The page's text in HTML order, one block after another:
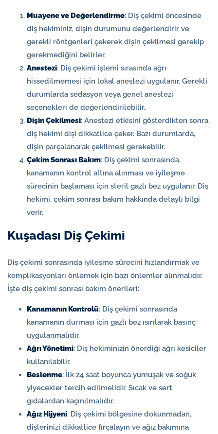
Muayene ve Değerlendirme: Diş çekimi öncesinde
diş hekiminiz, dişin durumunu değerlendirir ve
gerekli röntgenleri çekerek dişin çekilmesi gerekip
gerekmediğini belirler.
Anestezi: Diş çekimi işlemi sırasında ağrı
hissedilmemesi için lokal anestezi uygulanır. Gerekli
durumlarda sedasyon veya genel anestezi
seçenekleri de değerlendirilebilir.
Dişin Çekilmesi: Anestezi etkisini gösterdikten sonra,
diş hekimi dişi dikkatlice çeker. Bazı durumlarda,
dişin parçalanarak çekilmesi gerekebilir.
Çekim Sonrası Bakım: Diş çekimi sonrasında,
kanamanın kontrol altına alınması ve iyileşme
sürecinin başlaması için steril gazlı bez uygulanır. Diş
hekimi, çekim sonrası bakım hakkında detaylı bilgi
verir.
Kuşadası Diş Çekimi
Diş çekimi sonrasında iyileşme sürecini hızlandırmak ve
komplikasyonları önlemek için bazı önlemler alınmalıdır.
İşte diş çekimi sonrası bakım önerileri:
Kanamanın Kontrolü: Diş çekimi sonrasında
kanamanın durması için gazlı bez ısırılarak basınç
uygulanmalıdır.
Ağrı Yönetimi: Diş hekiminizin önerdiği ağrı kesiciler
kullanılabilir.
Beslenme: İlk 24 saat boyunca yumuşak ve soğuk
yiyecekler tercih edilmelidir. Sıcak ve sert
gıdalardan kaçınılmalıdır.
Ağız Hijyeni: Diş çekimi bölgesine dokunmadan,
dişlerinizi dikkatlice fırçalayın ve ağız bakımına